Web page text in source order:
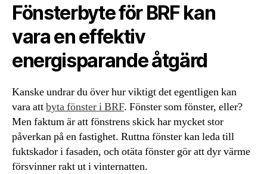
Fönsterbyte för BRF kan
vara en effektiv
energisparande åtgärd
Kanske undrar du över hur viktigt det egentligen kan
vara attbyta fönster i BRF. Fönster som fönster, eller?
Men faktum är att fönstrens skick har mycket stor
påverkan på en fastighet. Ruttna fönster kan leda till
fuktskador i fasaden, och otäta fönster gör att dyr värme
försvinner rakt ut i vinternatten.